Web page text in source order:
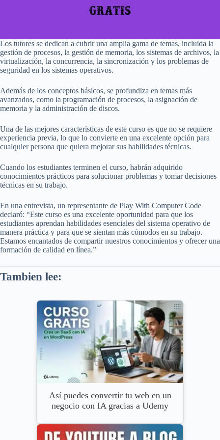
Los tutores se dedican a cubrir una amplia gama de temas, incluida la
gestión de procesos, la gestión de memoria, los sistemas de archivos, la
virtualización, la concurrencia, la sincronización y los problemas de
seguridad en los sistemas operativos.
Además de los conceptos básicos, se profundiza en temas más
avanzados, como la programación de procesos, la asignación de
memoria y la administración de discos.
Una de las mejores características de este curso es que no se requiere
experiencia previa, lo que lo convierte en una excelente opción para
cualquier persona que quiera mejorar sus habilidades técnicas.
Cuando los estudiantes terminen el curso, habrán adquirido
conocimientos prácticos para solucionar problemas y tomar decisiones
técnicas en su trabajo.
En una entrevista, un representante de Play With Computer Code
declaró: “Este curso es una excelente oportunidad para que los
estudiantes aprendan habilidades esenciales del sistema operativo de
manera práctica y para que se sientan más cómodos en su trabajo.
Estamos encantados de compartir nuestros conocimientos y ofrecer una
formación de calidad en línea.”
Tambien lee:
Así puedes convertir tu web en un
negocio con IA gracias a Udemy